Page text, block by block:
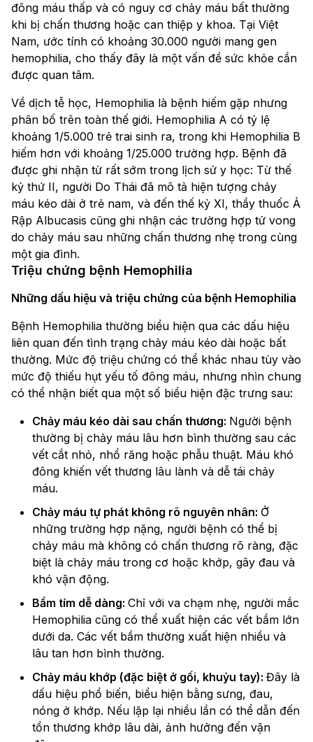
đông máu thấp và có nguy cơ chảy máu bất thường
khi bị chấn thương hoặc can thiệp y khoa. Tại Việt
Nam, ước tính có khoảng 30.000 người mang gen
hemophilia, cho thấy đây là một vấn đề sức khỏe cần
được quan tâm.
Về dịch tễ học, Hemophilia là bệnh hiếm gặp nhưng
phân bố trên toàn thế giới. Hemophilia A có tỷ lệ
khoảng 1/5.000 trẻ trai sinh ra, trong khi Hemophilia B
hiếm hơn với khoảng 1/25.000 trường hợp. Bệnh đã
được ghi nhận từ rất sớm trong lịch sử y học: Từ thế
kỷ thứ II, người Do Thái đã mô tả hiện tượng chảy
máu kéo dài ở trẻ nam, và đến thế kỷ XI, thầy thuốc Ả
Rập Albucasis cũng ghi nhận các trường hợp tử vong
do chảy máu sau những chấn thương nhẹ trong cùng
một gia đình.
Triệu chứng bệnh Hemophilia
Những dấu hiệu và triệu chứng của bệnh Hemophilia
Bệnh Hemophilia thường biểu hiện qua các dấu hiệu
liên quan đến tình trạng chảy máu kéo dài hoặc bất
thường. Mức độ triệu chứng có thể khác nhau tùy vào
mức độ thiếu hụt yếu tố đông máu, nhưng nhìn chung
có thể nhận biết qua một số biểu hiện đặc trưng sau:
Chảy máu kéo dài sau chấn thương: Người bệnh
thường bị chảy máu lâu hơn bình thường sau các
vết cắt nhỏ, nhổ răng hoặc phẫu thuật. Máu khó
đông khiến vết thương lâu lành và dễ tái chảy
máu.
Chảy máu tự phát không rõ nguyên nhân: Ở
những trường hợp nặng, người bệnh có thể bị
chảy máu mà không có chấn thương rõ ràng, đặc
biệt là chảy máu trong cơ hoặc khớp, gây đau và
khó vận động.
Bầm tím dễ dàng: Chỉ với va chạm nhẹ, người mắc
Hemophilia cũng có thể xuất hiện các vết bầm lớn
dưới da. Các vết bầm thường xuất hiện nhiều và
lâu tan hơn bình thường.
Chảy máu khớp (đặc biệt ở gối, khuỷu tay): Đây là
dấu hiệu phổ biến, biểu hiện bằng sưng, đau,
nóng ở khớp. Nếu lặp lại nhiều lần có thể dẫn đến
tổn thương khớp lâu dài, ảnh hưởng đến vận